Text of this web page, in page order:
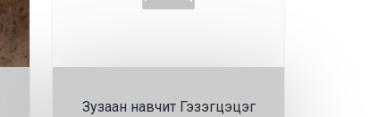
Зузаан навчит Гэзэгцэцэг